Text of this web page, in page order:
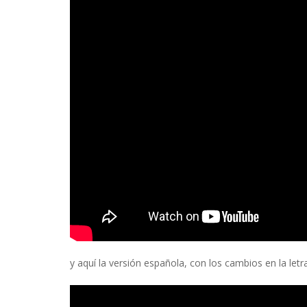
y aquí la versión española, con los cambios en la